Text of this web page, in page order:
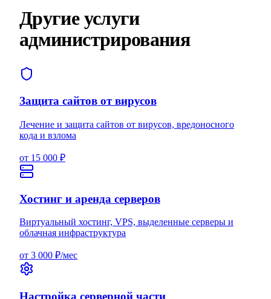
Другие услуги
администрирования
Защита сайтов от вирусов
Лечение и защита сайтов от вирусов, вредоносного
кода и взлома
от 15 000 ₽
Хостинг и аренда серверов
Виртуальный хостинг, VPS, выделенные серверы и
облачная инфраструктура
от 3 000 ₽/мес
Настройка серверной части